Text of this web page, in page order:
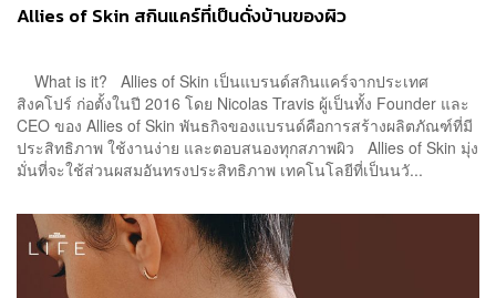
Allies of Skin สกินแคร์ที่เป็นดั่งบ้านของผิว
What is it? Allies of Skin เป็นแบรนด์สกินแคร์จากประเทศ
สิงคโปร์ ก่อตั้งในปี 2016 โดย Nicolas Travis ผู้เป็นทั้ง Founder และ
CEO ของ Allies of Skin พันธกิจของแบรนด์คือการสร้างผลิตภัณฑ์ที่มี
ประสิทธิภาพ ใช้งานง่าย และตอบสนองทุกสภาพผิว Allies of Skin มุ่ง
มั่นที่จะใช้ส่วนผสมอันทรงประสิทธิภาพ เทคโนโลยีที่เป็นนวั...